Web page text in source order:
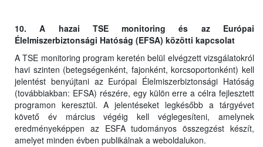
10. A hazai TSE monitoring és az Európai
Élelmiszerbiztonsági Hatóság (EFSA) közötti kapcsolat
A TSE monitoring program keretén belül elvégzett vizsgálatokról
havi szinten (betegségenként, fajonként, korcsoportonként) kell
jelentést benyújtani az Európai Élelmiszerbiztonsági Hatóság
(továbbiakban: EFSA) részére, egy külön erre a célra fejlesztett
programon keresztül. A jelentéseket legkésőbb a tárgyévet
követő év március végéig kell véglegesíteni, amelynek
eredményeképpen az ESFA tudományos összegzést készít,
amelyet minden évben publikálnak a weboldalukon.